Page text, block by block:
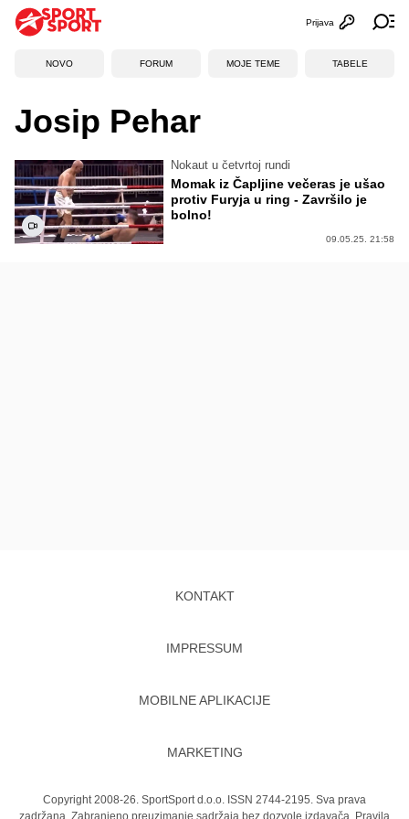
Otvori
Prijava
NOVO FORUM MOJE TEME TABELE
Josip Pehar
Nokaut u četvrtoj rundi
Momak iz Čapljine večeras je ušao
protiv Furyja u ring - Završilo je
bolno!
09.05.25. 21:58
KONTAKT
IMPRESSUM
MOBILNE APLIKACIJE
MARKETING
Copyright 2008-26. SportSport d.o.o. ISSN 2744-2195. Sva prava
zadržana. Zabranjeno preuzimanje sadržaja bez dozvole izdavača.
Pravila